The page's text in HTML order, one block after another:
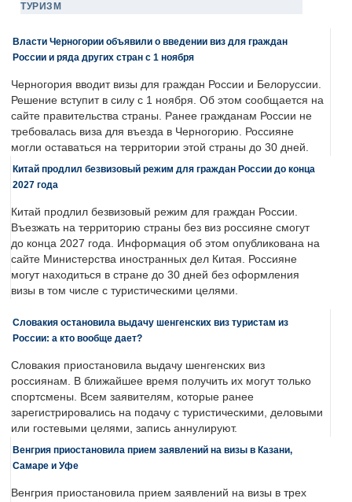
ТУРИЗМ
Власти Черногории объявили о введении виз для граждан
России и ряда других стран с 1 ноября
Черногория вводит визы для граждан России и Белоруссии.
Решение вступит в силу с 1 ноября. Об этом сообщается на
сайте правительства страны. Ранее гражданам России не
требовалась виза для въезда в Черногорию. Россияне
могли оставаться на территории этой страны до 30 дней.
Китай продлил безвизовый режим для граждан России до конца
2027 года
Китай продлил безвизовый режим для граждан России.
Въезжать на территорию страны без виз россияне смогут
до конца 2027 года. Информация об этом опубликована на
сайте Министерства иностранных дел Китая. Россияне
могут находиться в стране до 30 дней без оформления
визы в том числе с туристическими целями.
Словакия остановила выдачу шенгенских виз туристам из
России: а кто вообще дает?
Словакия приостановила выдачу шенгенских виз
россиянам. В ближайшее время получить их могут только
спортсмены. Всем заявителям, которые ранее
зарегистрировались на подачу с туристическими, деловыми
или гостевыми целями, запись аннулируют.
Венгрия приостановила прием заявлений на визы в Казани,
Самаре и Уфе
Венгрия приостановила прием заявлений на визы в трех